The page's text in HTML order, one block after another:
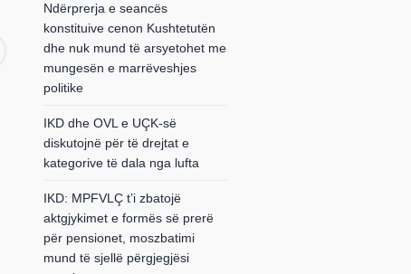
Ndërprerja e seancës
konstituive cenon Kushtetutën
dhe nuk mund të arsyetohet me
mungesën e marrëveshjes
politike
IKD dhe OVL e UÇK-së
diskutojnë për të drejtat e
kategorive të dala nga lufta
IKD: MPFVLÇ t’i zbatojë
aktgjykimet e formës së prerë
për pensionet, moszbatimi
mund të sjellë përgjegjësi